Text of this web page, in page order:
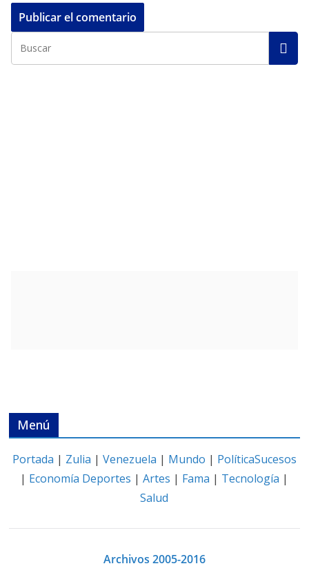
Menú
Portada | Zulia | Venezuela | Mundo | PolíticaSucesos
| Economía Deportes |Artes | Fama | Tecnología |
Salud
Archivos 2005-2016